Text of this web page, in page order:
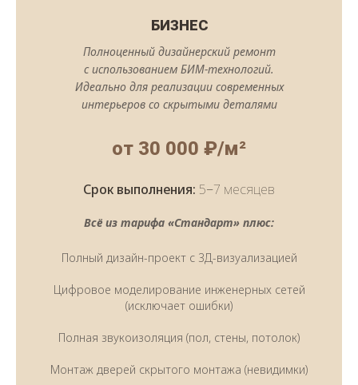
БИЗНЕС
Полноценный дизайнерский ремонт
с использованием БИМ-технологий.
Идеально для реализации современных
интерьеров со скрытыми деталями
от 30 000 ₽/м²
Срок выполнения: 5−7 месяцев
Всё из тарифа «Стандарт» плюс:
Полный дизайн-проект с 3Д-визуализацией
Цифровое моделирование инженерных сетей
(исключает ошибки)
Полная звукоизоляция (пол, стены, потолок)
Монтаж дверей скрытого монтажа (невидимки)